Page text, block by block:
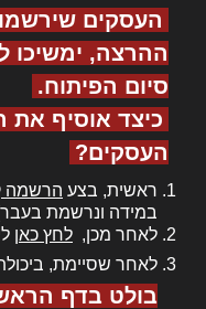
העסקים
ההרצה, ימשיכו
סיום הפיתוח.
כיצד אוסיף את
העסקים?
ראשית, בצע הרשמה
במידה ונרשמת
לאחר מכן, לחץ כאן
לאחר שסיימת,
בולט בדף